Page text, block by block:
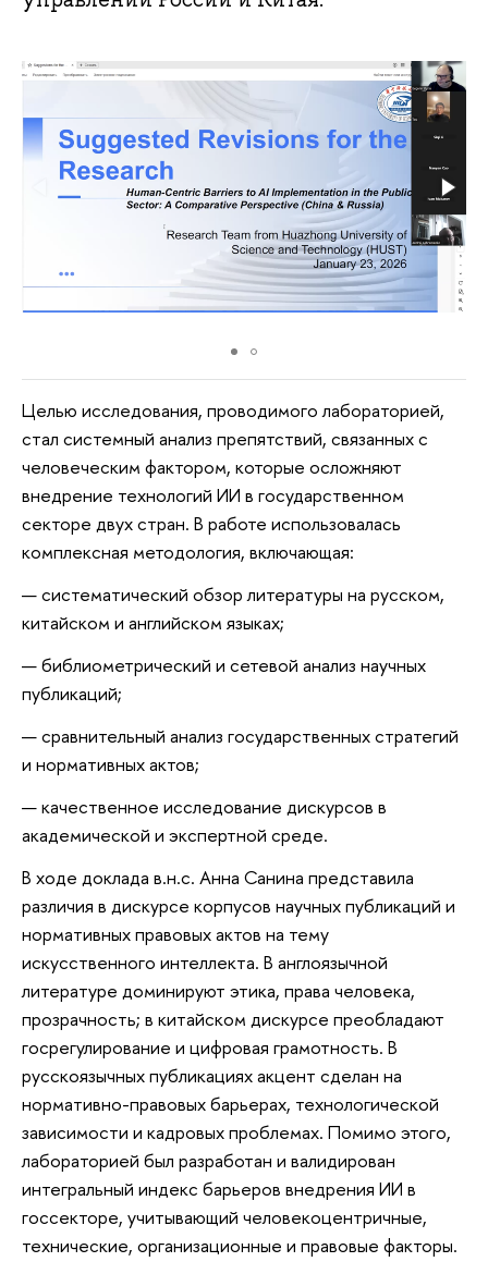
Целью исследования, проводимого лабораторией,
стал системный анализ препятствий, связанных с
человеческим фактором, которые осложняют
внедрение технологий ИИ в государственном
секторе двух стран. В работе использовалась
комплексная методология, включающая:
систематический обзор литературы на русском,
китайском и английском языках;
библиометрический и сетевой анализ научных
публикаций;
сравнительный анализ государственных стратегий
и нормативных актов;
качественное исследование дискурсов в
академической и экспертной среде.
В ходе доклада в.н.с. Анна Санина представила
различия в дискурсе корпусов научных публикаций и
нормативных правовых актов на тему
искусственного интеллекта. В англоязычной
литературе доминируют этика, права человека,
прозрачность; в китайском дискурсе преобладают
госрегулирование и цифровая грамотность. В
русскоязычных публикациях акцент сделан на
нормативно-правовых барьерах, технологической
зависимости и кадровых проблемах. Помимо этого,
лабораторией был разработан и валидирован
интегральный индекс барьеров внедрения ИИ в
госсекторе, учитывающий человекоцентричные,
технические, организационные и правовые факторы.